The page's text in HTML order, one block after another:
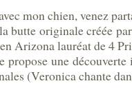
mon chien, venez
butte originale créée
Arizona lauréat de 4
propose une
(Veronica chante